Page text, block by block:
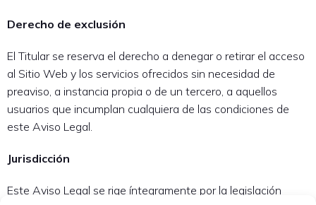
Derecho de exclusión
El Titular se reserva el derecho a denegar o retirar el acceso
al Sitio Web y los servicios ofrecidos sin necesidad de
preaviso, a instancia propia o de un tercero, a aquellos
usuarios que incumplan cualquiera de las condiciones de
este Aviso Legal.
Jurisdicción
Este Aviso Legal se rige íntegramente por la legislación